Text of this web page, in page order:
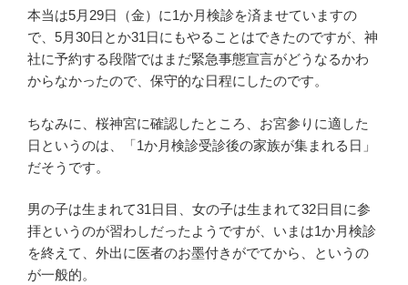
本当は5月29日（金）に1か月検診を済ませていますの
で、5月30日とか31日にもやることはできたのですが、神
社に予約する段階ではまだ緊急事態宣言がどうなるかわ
からなかったので、保守的な日程にしたのです。
ちなみに、桜神宮に確認したところ、お宮参りに適した
日というのは、「1か月検診受診後の家族が集まれる日」
だそうです。
男の子は生まれて31日目、女の子は生まれて32日目に参
拝というのが習わしだったようですが、いまは1か月検診
を終えて、外出に医者のお墨付きがでてから、というの
が一般的。